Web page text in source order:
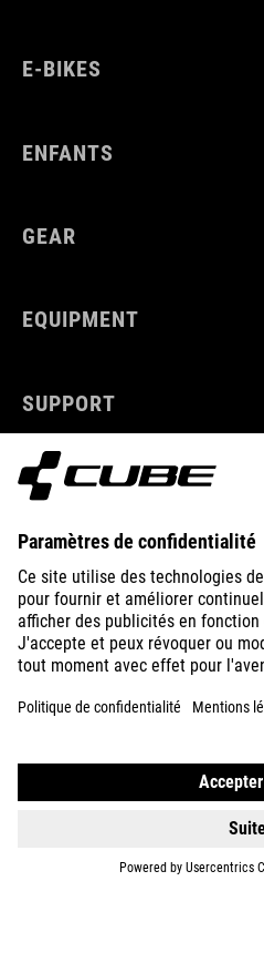
E-BIKES
ENFANTS
GEAR
EQUIPMENT
SUPPORT
ABOUT US
EXPLORE